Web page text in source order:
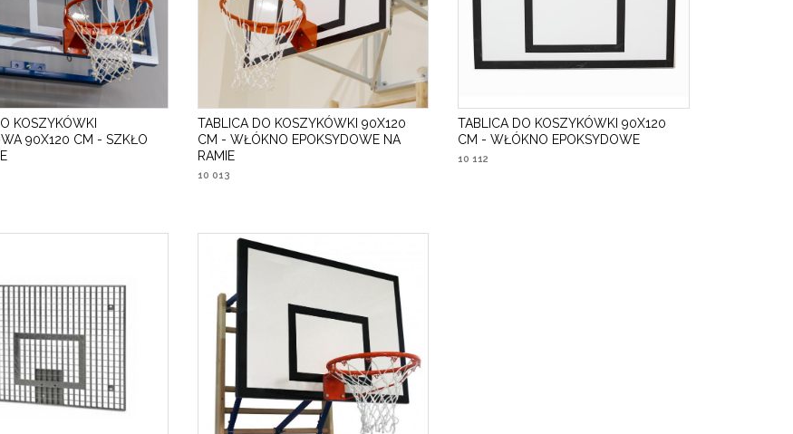
KOSZYKÓWKI
90X120 CM - SZKŁO
TABLICA DO KOSZYKÓWKI 90X120
CM - WŁÓKNO EPOKSYDOWE NA
RAMIE
10 013
TABLICA DO KOSZYKÓWKI 90X120
CM - WŁÓKNO EPOKSYDOWE
10 112